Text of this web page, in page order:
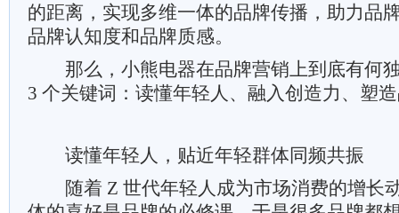
的距离，实现多维一体的品牌传播，助力品
品牌认知度和品牌质感。
那么，小熊电器在品牌营销上到底有何
3 个关键词：读懂年轻人、融入创造力、塑
读懂年轻人，贴近年轻群体同频共振
随着 Z 世代年轻人成为市场消费的增长